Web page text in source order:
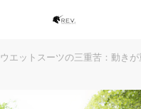
ウエットスーツの三重苦：動き